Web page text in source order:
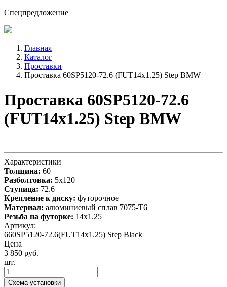
Спецпредложение
Главная
Каталог
Проставки
Проставка 60SP5120-72.6 (FUT14x1.25) Step BMW
Проставка 60SP5120-72.6
(FUT14x1.25) Step BMW
Характеристики
Толщина: 60
Разболтовка: 5x120
Ступица: 72.6
Крепление к диску: футорочное
Материал: алюминиевый сплав 7075-T6
Резьба на футорке: 14x1.25
Артикул:
660SP5120-72.6(FUT14x1.25) Step Black
Цена
3 850 руб.
шт.
Схема установки